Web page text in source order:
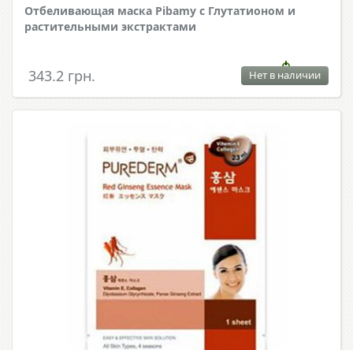
Отбеливающая маска Pibamy с Глутатионом и
растительными экстрактами
343.2 грн. Нет в наличии